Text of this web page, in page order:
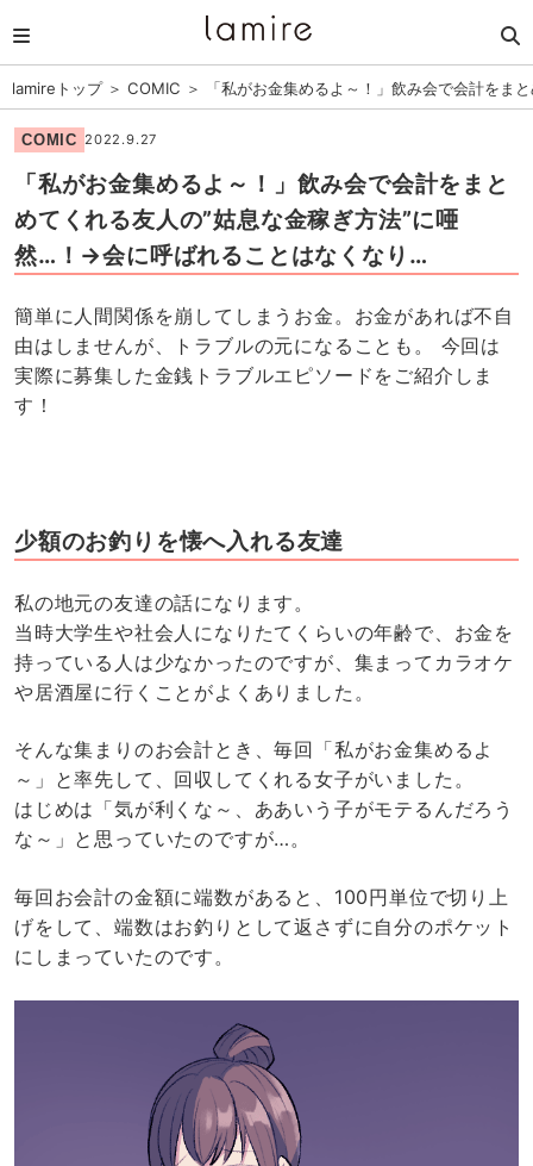
lamireトップ＞ COMIC ＞ 「私がお金集めるよ～！」飲み会で会計を
COMIC 2022.9.27
「私がお金集めるよ～！」飲み会で会計をまと
めてくれる友人の”姑息な金稼ぎ方法”に唖
然…！→会に呼ばれることはなくなり…
簡単に人間関係を崩してしまうお金。お金があれば不自
由はしませんが、トラブルの元になることも。 今回は
実際に募集した金銭トラブルエピソードをご紹介しま
す！
少額のお釣りを懐へ入れる友達
私の地元の友達の話になります。
当時大学生や社会人になりたてくらいの年齢で、お金を
持っている人は少なかったのですが、集まってカラオケ
や居酒屋に行くことがよくありました。
そんな集まりのお会計とき、毎回「私がお金集めるよ
～」と率先して、回収してくれる女子がいました。
はじめは「気が利くな～、ああいう子がモテるんだろう
な～」と思っていたのですが…。
毎回お会計の金額に端数があると、100円単位で切り上
げをして、端数はお釣りとして返さずに自分のポケット
にしまっていたのです。